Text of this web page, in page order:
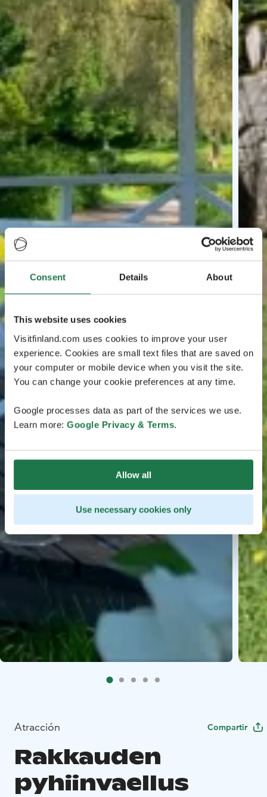
Consent Details About
This website uses cookies
Visitfinland.com uses cookies to improve your user
experience. Cookies are small text files that are saved on
your computer or mobile device when you visit the site.
You can change your cookie preferences at any time.
Google processes data as part of the services we use.
Learn more: Google Privacy & Terms.
Allow all
Use necessary cookies only
Atracción Compartir
Rakkauden
pyhiinvaellus